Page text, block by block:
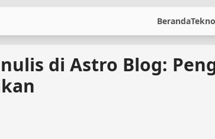
BerandaTekno
di Astro Blog: